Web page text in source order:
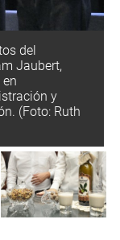
del
Jaubert,
y
(Foto: Ruth